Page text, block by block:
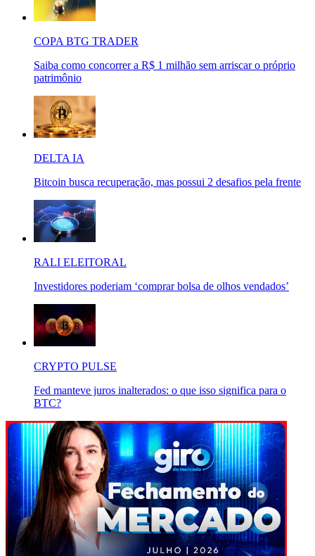
COPA BTG TRADER
Saiba como concorrer a R$ 1 milhão sem arriscar o próprio
patrimônio
DELTA IA
Bitcoin busca recuperação, mas possui 2 desafios pela frente
RALI ELEITORAL
Investidores poderiam ‘comprar bolsa de olhos vendados’
CRYPTO PULSE
Fed manteve juros inalterados: o que isso significa para o
BTC?